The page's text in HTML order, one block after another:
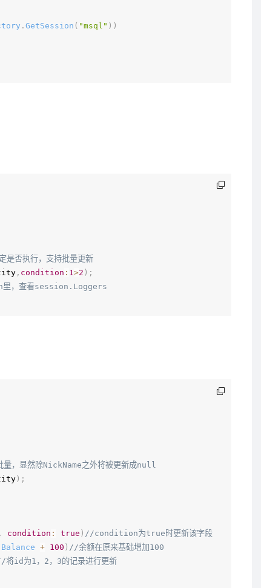
. GetSession ( "msql" ) )
否执行，支持批量更新
, condition : 1>2 ) ;
里，查看session.Loggers
，显然除NickName之外将被更新成null
) ;
, condition : true ) //condition为true时更新该字段
Balance + 100 ) //余额在原来基础增加100
将id为1，2，3的记录进行更新